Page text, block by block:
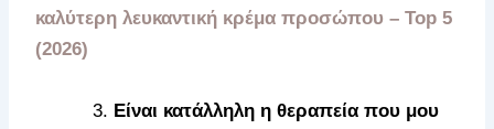
καλύτερη λευκαντική κρέμα προσώπου – Top 5
(2026)
Είναι κατάλληλη η θεραπεία που μου